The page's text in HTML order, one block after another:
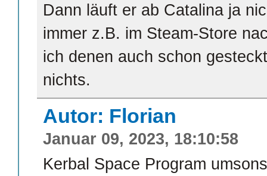
Dann läuft er ab Catalina ja
immer z.B. im Steam-Store
ich denen auch schon
nichts.
Autor: Florian
Januar 09, 2023, 18:10:58
Kerbal Space Program